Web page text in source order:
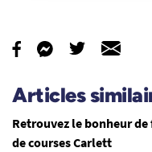
Articles
Retrouvez le bonheur de
de courses Carlett